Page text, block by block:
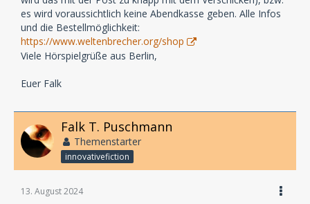
es wird voraussichtlich keine Abendkasse geben. Alle Infos
und die Bestellmöglichkeit:
https://www.weltenbrecher.org/shop
Viele Hörspielgrüße aus Berlin,
Euer Falk
Falk T. Puschmann
Themenstarter
innovativefiction
13. August 2024